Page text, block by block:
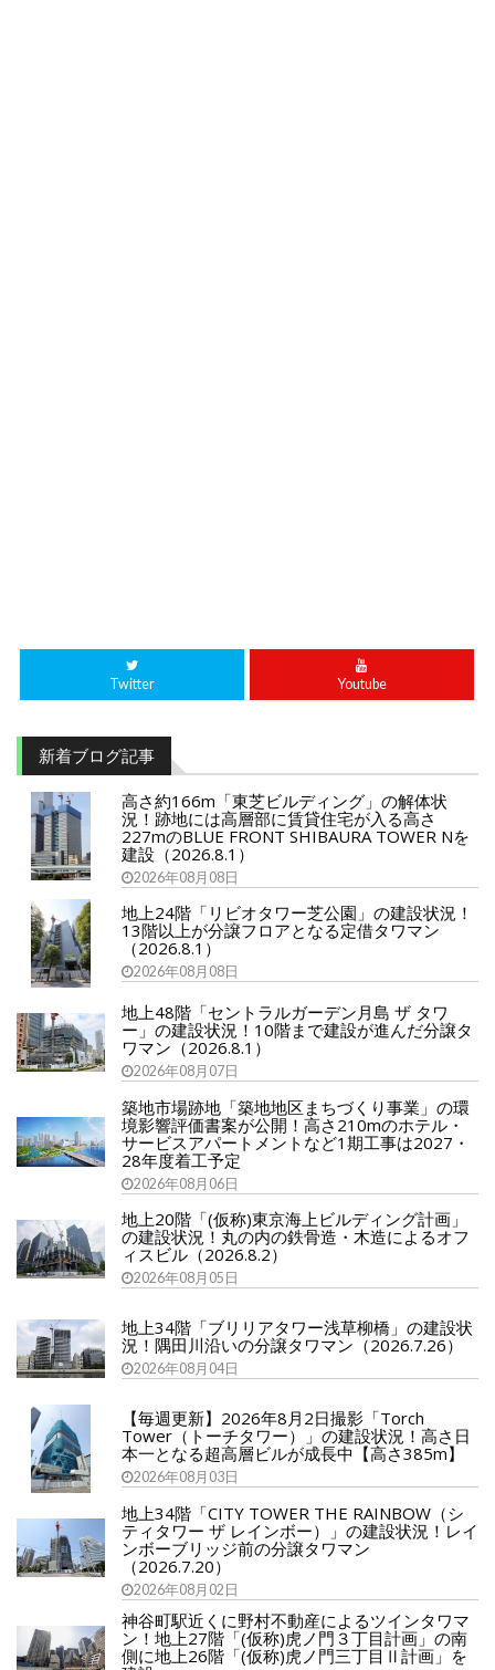
Twitter Youtube
新着ブログ記事
高さ約166m「東芝ビルディング」の解体状
況！跡地には高層部に賃貸住宅が入る高さ
227mのBLUE FRONT SHIBAURA TOWER Nを
建設（2026.8.1）
2026年08月08日
地上24階「リビオタワー芝公園」の建設状況！
13階以上が分譲フロアとなる定借タワマン
（2026.8.1）
2026年08月08日
地上48階「セントラルガーデン月島 ザ タワ
ー」の建設状況！10階まで建設が進んだ分譲タ
ワマン（2026.8.1）
2026年08月07日
築地市場跡地「築地地区まちづくり事業」の環
境影響評価書案が公開！高さ210mのホテル・
サービスアパートメントなど1期工事は2027・
28年度着工予定
2026年08月06日
地上20階「(仮称)東京海上ビルディング計画」
の建設状況！丸の内の鉄骨造・木造によるオフ
ィスビル（2026.8.2）
2026年08月05日
地上34階「ブリリアタワー浅草柳橋」の建設状
況！隅田川沿いの分譲タワマン（2026.7.26）
2026年08月04日
【毎週更新】2026年8月2日撮影「Torch
Tower（トーチタワー）」の建設状況！高さ日
本一となる超高層ビルが成長中【高さ385m】
2026年08月03日
地上34階「CITY TOWER THE RAINBOW（シ
ティタワー ザ レインボー）」の建設状況！レイ
ンボーブリッジ前の分譲タワマン
（2026.7.20）
2026年08月02日
神谷町駅近くに野村不動産によるツインタワマ
ン！地上27階「(仮称)虎ノ門３丁目計画」の南
側に地上26階「(仮称)虎ノ門三丁目Ⅱ計画」を